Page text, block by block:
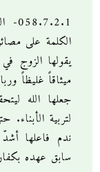
058.7.2.1- الآيات
الكلمة على
يقولها الزوج
ميثاقاً غليظاً
جعلها الله
لتربية
ندم فاعلها
سابق عهده